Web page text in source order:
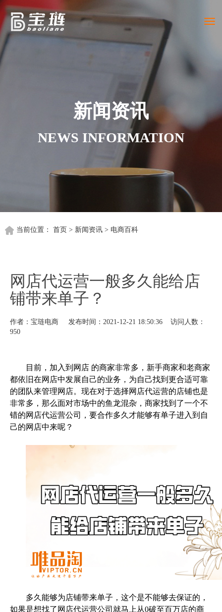
新闻资讯
NEWS INFORMATION
当前位置： 首页 > 新闻资讯> 电商百科
网店代运营一般多久能给店
铺带来单子？
作者：宝琏电商 发布时间：2021-12-21 18:50:36 访问人数：
950
目前，加入到网店 的商家非常多，新手商家和老商家
都依旧在网店中发展自己的业务，为自己找到更合适可靠
的团队来管理网店。现在对于选择网店代运营的店铺也是
非常多，那么面对市场中的鱼龙混杂，商家找到了一个不
错的网店代运营公司，要合作多久才能够有单子进入到自
己的网店中来呢？
多久能够为店铺带来单子，这个是不能够去保证的，
如果是想找了网店代运营公司就马上从0破至百万店的商